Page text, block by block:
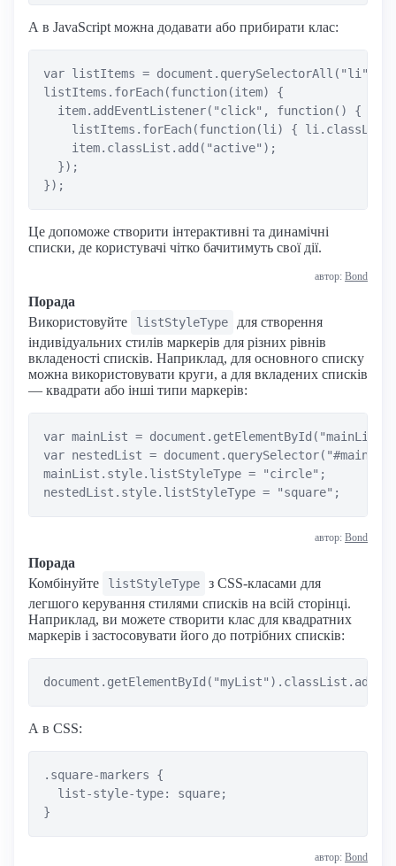
А в JavaScript можна додавати або прибирати клас:
var listItems = document.querySelectorAll("li");
listItems.forEach(function(item) {
  item.addEventListener("click", function() {
listItems.forEach(function(li) {
    item.classList.add("active");
  });
Це допоможе створити інтерактивні та динамічні
списки, де користувачі чітко бачитимуть свої дії.
автор: Bond
Порада
Використовуйте
listStyleType
для створення
індивідуальних стилів маркерів для різних рівнів
вкладеності списків. Наприклад, для основного списку
можна використовувати круги, а для вкладених списків
— квадрати або інші типи маркерів:
var mainList =
var nestedList =
mainList.style.listStyleType = "circle";
автор: Bond
Порада
Комбінуйте
listStyleType
з CSS-класами для
легшого керування стилями списків на всій сторінці.
Наприклад, ви можете створити клас для квадратних
маркерів і застосовувати його до потрібних списків:
А в CSS:
.square-markers {
  list-style-type: square;
автор: Bond